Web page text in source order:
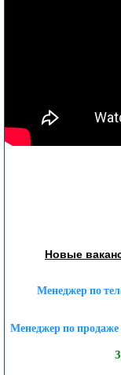
Новые
Менеджер по
Менеджер по